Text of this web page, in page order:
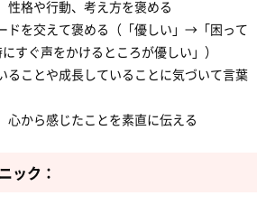
性格や行動、考え方を褒める
ドを交えて褒める（「優しい」→「困って
すぐ声をかけるところが優しい」）
ることや成長していることに気づいて言葉
心から感じたことを素直に伝える
ック：